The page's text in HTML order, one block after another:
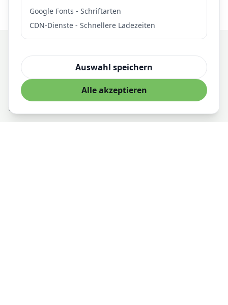
Innovative KI-Lösungen für die digitale Transformation
Dienstleistungen
Google Fonts - Schriftarten
CDN-Dienste - Schnellere Ladezeiten
Auswahl speichern
Alle akzeptieren